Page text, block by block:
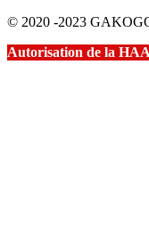
© 2020 -2023
Autorisation de la